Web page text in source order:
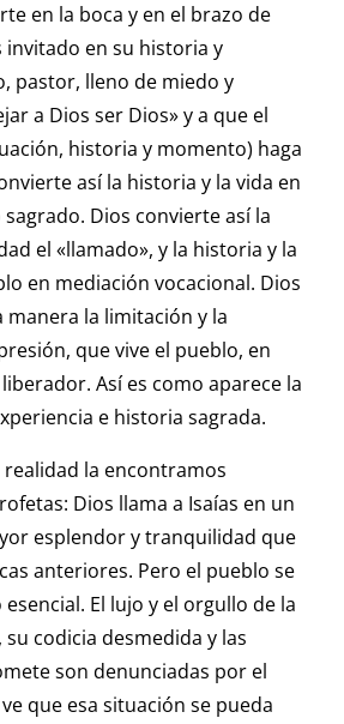
en la boca y en el brazo de
invitado en su historia y
pastor, lleno de miedo y
a Dios ser Dios» y a que el
historia y momento) haga
así la historia y la vida en
Dios convierte así la
el «llamado», y la historia y la
en mediación vocacional. Dios
manera la limitación y la
que vive el pueblo, en
Así es como aparece la
e historia sagrada.
la encontramos
Dios llama a Isaías en un
esplendor y tranquilidad que
anteriores. Pero el pueblo se
El lujo y el orgullo de la
codicia desmedida y las
son denunciadas por el
que esa situación se pueda